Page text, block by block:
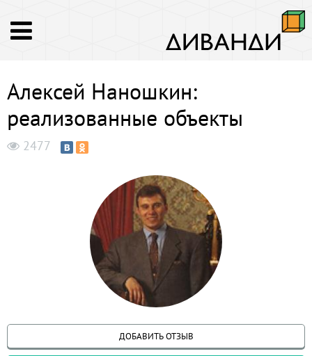
Алексей Наношкин:
реализованные объекты
2477
ДОБАВИТЬ ОТЗЫВ